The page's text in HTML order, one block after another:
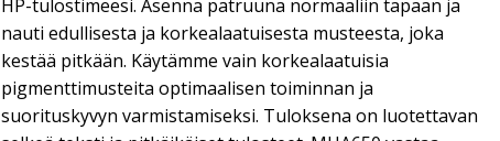
HP-tulostimeesi. Asenna patruuna normaaliin tapaan ja
nauti edullisesta ja korkealaatuisesta musteesta, joka
kestää pitkään. Käytämme vain korkealaatuisia
pigmenttimusteita optimaalisen toiminnan ja
suorituskyvyn varmistamiseksi. Tuloksena on luotettavan